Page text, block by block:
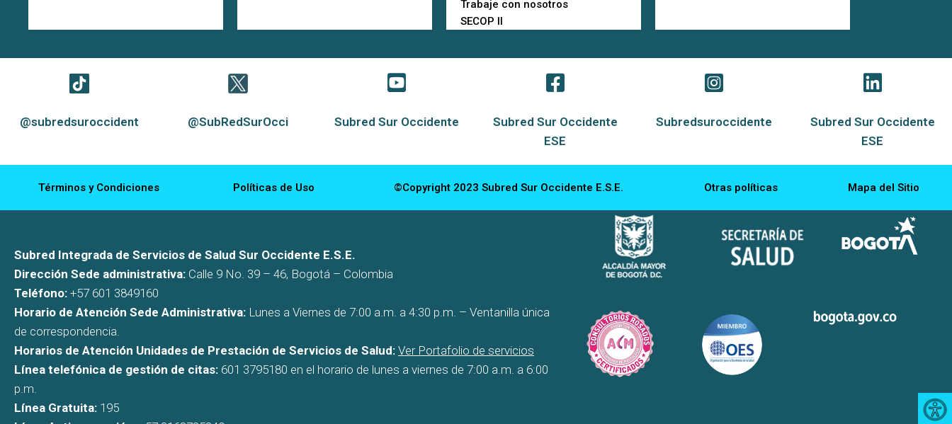
Trabaje con nosotros
SECOP II
@subredsuroccident @SubRedSurOcci Subred Sur Occidente
Subred Sur Occidente
ESE
Subredsuroccidente
Subred Sur Occidente
ESE
Términos y Condiciones Políticas de Uso ©Copyright 2023 Subred Sur Occidente E.S.E. Otras políticas Mapa del Sitio
Subred Integrada de Servicios de Salud Sur Occidente E.S.E.
Dirección Sede administrativa: Calle 9 No. 39 – 46, Bogotá – Colombia
Teléfono: +57 601 3849160
Horario de Atención Sede Administrativa: Lunes a Viernes de 7:00 a.m. a 4:30 p.m. – Ventanilla única
de correspondencia.
Horarios de Atención Unidades de Prestación de Servicios de Salud: Ver Portafolio de servicios
Línea telefónica de gestión de citas: 601 3795180 en el horario de lunes a viernes de 7:00 a.m. a 6:00
p.m.
Línea Gratuita: 195